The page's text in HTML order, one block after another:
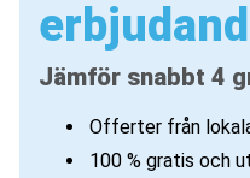
Jämför snabbt 4
Offerter från
100 % gratis och